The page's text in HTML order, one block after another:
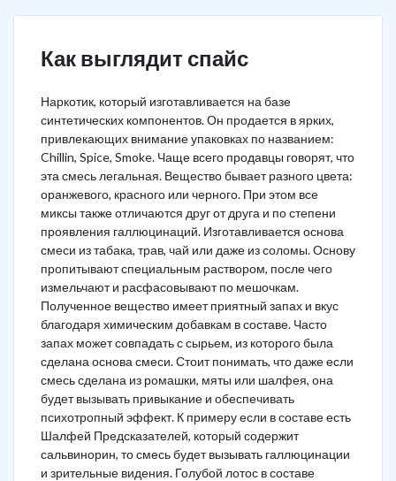
Как выглядит спайс
Наркотик, который изготавливается на базе
синтетических компонентов. Он продается в ярких,
привлекающих внимание упаковках по названием:
Chillin, Spice, Smoke. Чаще всего продавцы говорят, что
эта смесь легальная. Вещество бывает разного цвета:
оранжевого, красного или черного. При этом все
миксы также отличаются друг от друга и по степени
проявления галлюцинаций. Изготавливается основа
смеси из табака, трав, чай или даже из соломы. Основу
пропитывают специальным раствором, после чего
измельчают и расфасовывают по мешочкам.
Полученное вещество имеет приятный запах и вкус
благодаря химическим добавкам в составе. Часто
запах может совпадать с сырьем, из которого была
сделана основа смеси. Стоит понимать, что даже если
смесь сделана из ромашки, мяты или шалфея, она
будет вызывать привыкание и обеспечивать
психотропный эффект. К примеру если в составе есть
Шалфей Предсказателей, который содержит
сальвинорин, то смесь будет вызывать галлюцинации
и зрительные видения. Голубой лотос в составе